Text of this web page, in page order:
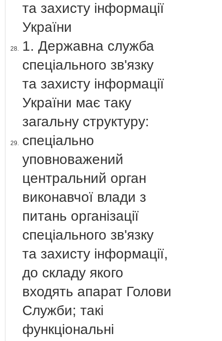
та захисту інформації
України
28.
1. Державна служба
спеціального зв'язку
та захисту інформації
України має таку
загальну структуру:
29. спеціально
уповноважений
центральний орган
виконавчої влади з
питань організації
спеціального зв'язку
та захисту інформації,
до складу якого
входять апарат Голови
Служби; такі
функціональні